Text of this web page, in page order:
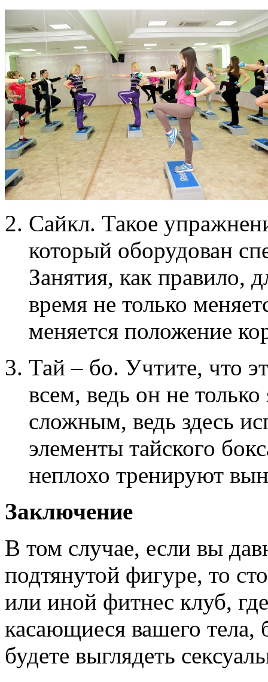
Сайкл. Такое
который оборудован
Занятия, как правило,
время не только
меняется положение
Тай – бо. Учтите, что
всем, ведь он не
сложным, ведь здесь
элементы тайского
неплохо тренируют
Заключение
В том случае, если вы
подтянутой фигуре, то
или иной фитнес клуб,
касающиеся вашего
будете выглядеть